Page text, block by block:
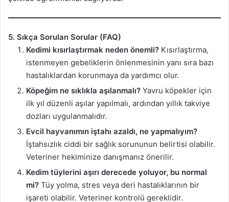
5. Sıkça Sorulan Sorular (FAQ)
Kedimi kısırlaştırmak neden önemli? Kısırlaştırma,
istenmeyen gebeliklerin önlenmesinin yanı sıra bazı
hastalıklardan korunmaya da yardımcı olur.
Köpeğim ne sıklıkla aşılanmalı? Yavru köpekler için
ilk yıl düzenli aşılar yapılmalı, ardından yıllık takviye
dozları uygulanmalıdır.
Evcil hayvanımın iştahı azaldı, ne yapmalıyım?
İştahsızlık ciddi bir sağlık sorununun belirtisi olabilir.
Veteriner hekiminize danışmanız önerilir.
Kedim tüylerini aşırı derecede yoluyor, bu normal
mi? Tüy yolma, stres veya deri hastalıklarının bir
işareti olabilir. Veteriner kontrolü gereklidir.